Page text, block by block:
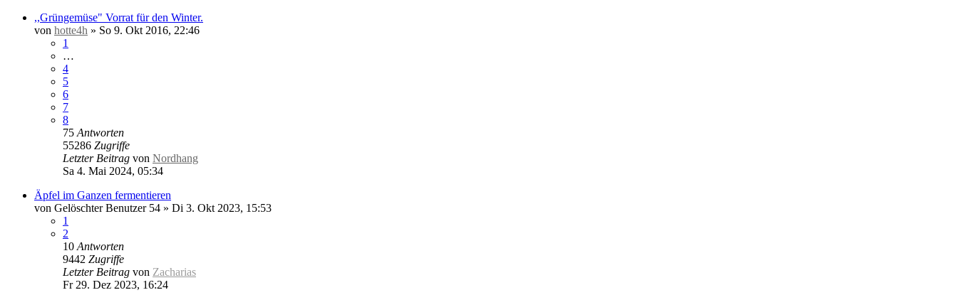
,,Grüngemüse" Vorrat für den Winter.
von hotte4h » So 9. Okt 2016, 22:46
1
…
4
5
6
7
8
75 Antworten
55286 Zugriffe
Letzter Beitrag von Nordhang
Sa 4. Mai 2024, 05:34
Äpfel im Ganzen fermentieren
von Gelöschter Benutzer 54 » Di 3. Okt 2023, 15:53
1
2
10 Antworten
9442 Zugriffe
Letzter Beitrag von Zacharias
Fr 29. Dez 2023, 16:24